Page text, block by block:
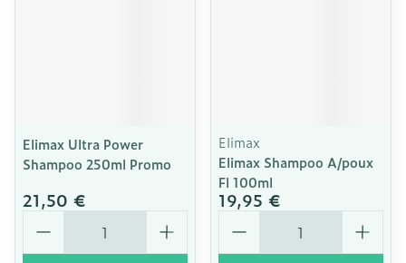
Elimax Ultra Power
Shampoo 250ml Promo
21,50 €
Quantité
Elimax
Elimax Shampoo A/poux
Fl 100ml
19,95 €
Quantité